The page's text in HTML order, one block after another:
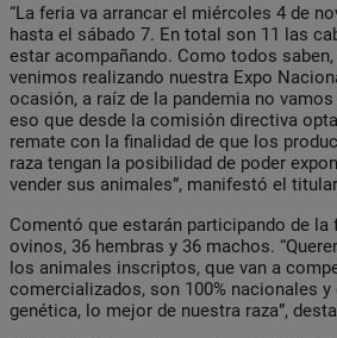
“La feria va arrancar el miércoles 4 de
hasta el sábado 7. En total son 11 las
estar acompañando. Como todos
venimos realizando nuestra Expo
ocasión, a raíz de la pandemia no
eso que desde la comisión directiva
remate con la finalidad de que los
raza tengan la posibilidad de poder
vender sus animales”, manifestó el
Comentó que estarán participando de la
ovinos, 36 hembras y 36 machos.
los animales inscriptos, que van a
comercializados, son 100% nacionales y
genética, lo mejor de nuestra raza”,